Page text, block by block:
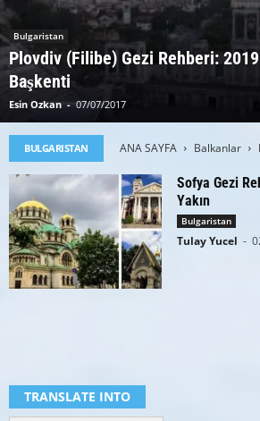
Bulgaristan
Plovdiv (Filibe) Gezi Rehberi:
Başkenti
Esin Ozkan - 07/07/2017
BULGARISTAN ANA SAYFA Balkanlar
Sofya Gezi
Yakın
Bulgaristan
Tulay Yucel -
TRANSLATE INTO